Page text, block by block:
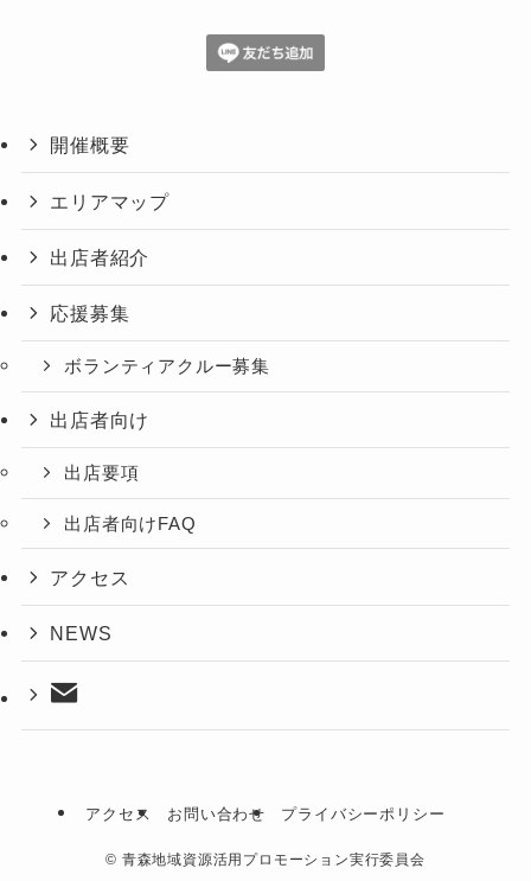
開催概要
エリアマップ
出店者紹介
応援募集
ボランティアクルー募集
出店者向け
出店要項
出店者向けFAQ
アクセス
NEWS
アクセス お問い合わせ プライバシーポリシー
© ⻘森地域資源活用プロモーション実行委員会